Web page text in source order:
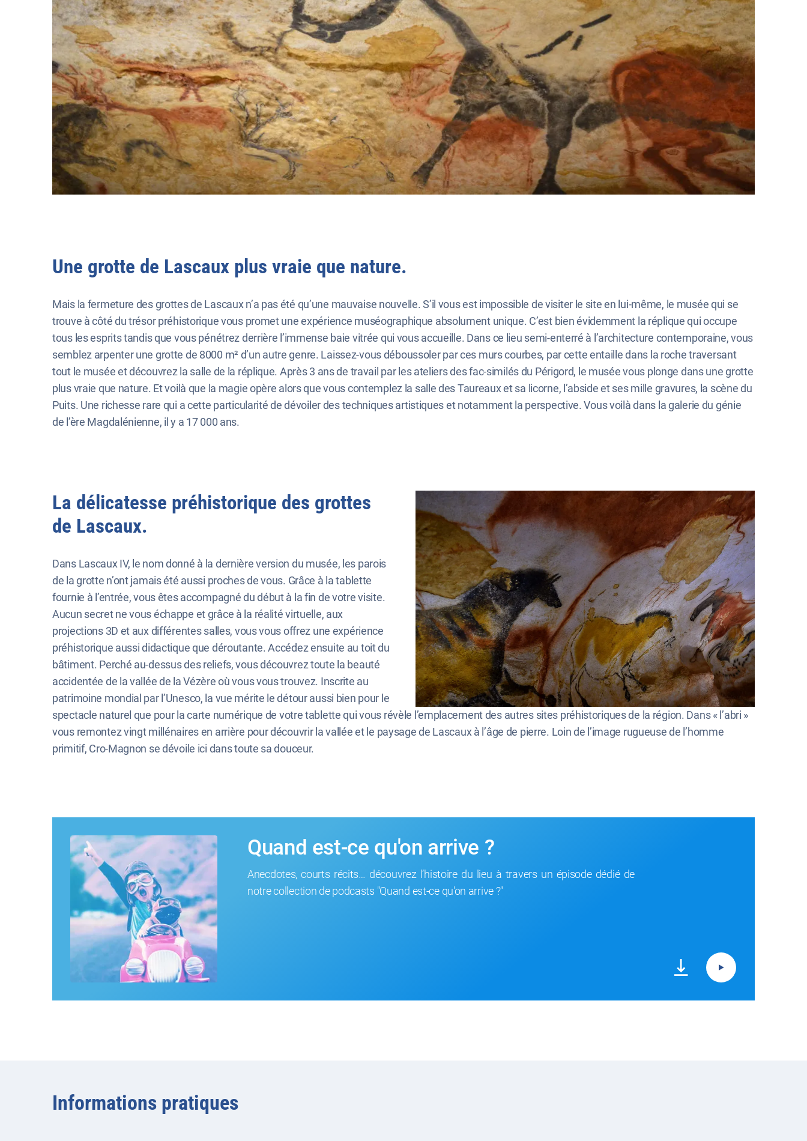
Une grotte de Lascaux plus vraie que nature.
Mais la fermeture des grottes de Lascaux n’a pas été qu’une mauvaise nouvelle. S’il vous est impossible de visiter le site en lui-même, le musée qui se
trouve à côté du trésor préhistorique vous promet une expérience muséographique absolument unique. C’est bien évidemment la réplique qui occupe
tous les esprits tandis que vous pénétrez derrière l’immense baie vitrée qui vous accueille. Dans ce lieu semi-enterré à l’architecture contemporaine, vous
semblez arpenter une grotte de 8000 m² d’un autre genre. Laissez-vous déboussoler par ces murs courbes, par cette entaille dans la roche traversant
tout le musée et découvrez la salle de la réplique. Après 3 ans de travail par les ateliers des fac-similés du Périgord, le musée vous plonge dans une grotte
plus vraie que nature. Et voilà que la magie opère alors que vous contemplez la salle des Taureaux et sa licorne, l’abside et ses mille gravures, la scène du
Puits. Une richesse rare qui a cette particularité de dévoiler des techniques artistiques et notamment la perspective. Vous voilà dans la galerie du génie
de l’ère Magdalénienne, il y a 17 000 ans.
La délicatesse préhistorique des grottes
de Lascaux.
Dans Lascaux IV, le nom donné à la dernière version du musée, les parois
de la grotte n’ont jamais été aussi proches de vous. Grâce à la tablette
fournie à l’entrée, vous êtes accompagné du début à la fin de votre visite.
Aucun secret ne vous échappe et grâce à la réalité virtuelle, aux
projections 3D et aux différentes salles, vous vous offrez une expérience
préhistorique aussi didactique que déroutante. Accédez ensuite au toit du
bâtiment. Perché au-dessus des reliefs, vous découvrez toute la beauté
accidentée de la vallée de la Vézère où vous vous trouvez. Inscrite au
patrimoine mondial par l’Unesco, la vue mérite le détour aussi bien pour le
spectacle naturel que pour la carte numérique de votre tablette qui vous révèle l’emplacement des autres sites préhistoriques de la région. Dans « l’abri »
vous remontez vingt millénaires en arrière pour découvrir la vallée et le paysage de Lascaux à l’âge de pierre. Loin de l’image rugueuse de l’homme
primitif, Cro-Magnon se dévoile ici dans toute sa douceur.
Quand est-ce qu'on arrive ?
Anecdotes, courts récits… découvrez l’histoire du lieu à travers un épisode dédié de
notre collection de podcasts "Quand est-ce qu'on arrive ?"
Informations pratiques